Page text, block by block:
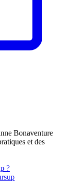
Bonaventure
et des
?